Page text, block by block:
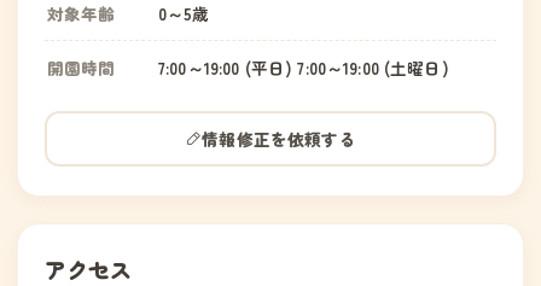
対象年齢 0～5歳
開園時間 7:00～19:00 (平日) 7:00～19:00 (土曜日)
情報修正を依頼する
アクセス